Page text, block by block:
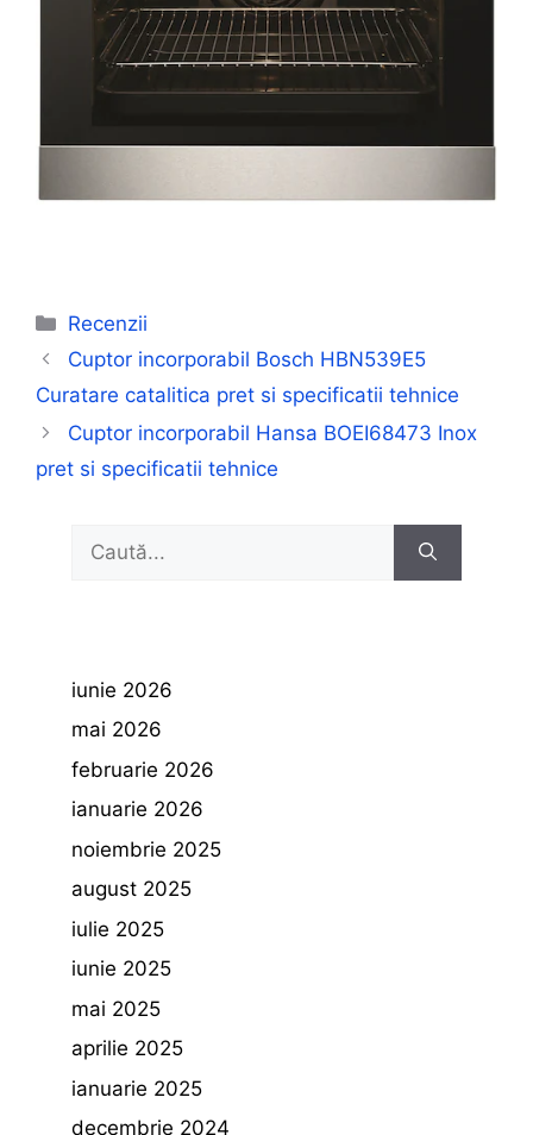
Categorii
Recenzii
Cuptor incorporabil Bosch HBN539E5
Curatare catalitica pret si specificatii tehnice
Cuptor incorporabil Hansa BOEI68473 Inox
pret si specificatii tehnice
după:
iunie 2026
mai 2026
februarie 2026
ianuarie 2026
noiembrie 2025
august 2025
iulie 2025
iunie 2025
mai 2025
aprilie 2025
ianuarie 2025
decembrie 2024